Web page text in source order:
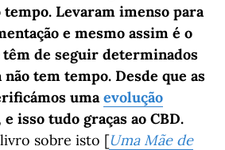
Levaram imenso para
e mesmo assim é o
têm de seguir determinados
não tem tempo. Desde que as
umaevolução
e isso tudo graças ao CBD.
sobre isto [Uma Mãe de